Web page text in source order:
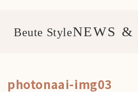
Beute Style
photonaai-img03